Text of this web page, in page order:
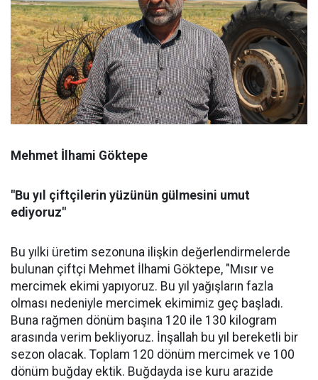
Mehmet İlhami Göktepe
"Bu yıl çiftçilerin yüzünün gülmesini umut
ediyoruz"
Bu yılki üretim sezonuna ilişkin değerlendirmelerde
bulunan çiftçi Mehmet İlhami Göktepe, "Mısır ve
mercimek ekimi yapıyoruz. Bu yıl yağışların fazla
olması nedeniyle mercimek ekimimiz geç başladı.
Buna rağmen dönüm başına 120 ile 130 kilogram
arasında verim bekliyoruz. İnşallah bu yıl bereketli bir
sezon olacak. Toplam 120 dönüm mercimek ve 100
dönüm buğday ektik. Buğdayda ise kuru arazide